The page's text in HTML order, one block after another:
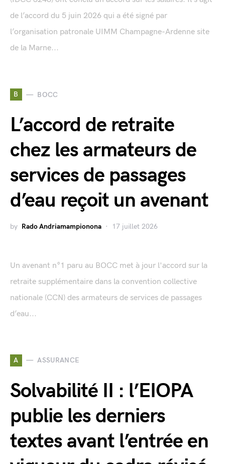
de l’accord du 5 juin 2026 qui a été signé par
l’organisation patronale UIMM Champagne-Ardenne site
de la Marne...
B BOCC
L’accord de retraite
chez les armateurs de
services de passages
d’eau reçoit un avenant
by Rado Andriamampionona 17 juillet 2026
Un avenant n°1 paru au BOCC met à jour l'accord sur la
retraite supplémentaire dans la convention collective
nationale (CCN) des armateurs de services de passages
d’eau...
A ASSURANCE
Solvabilité II : l’EIOPA
publie les derniers
textes avant l’entrée en